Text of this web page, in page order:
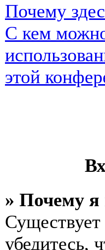
Почему
С кем можно
этой
» Почему я
убедитесь,